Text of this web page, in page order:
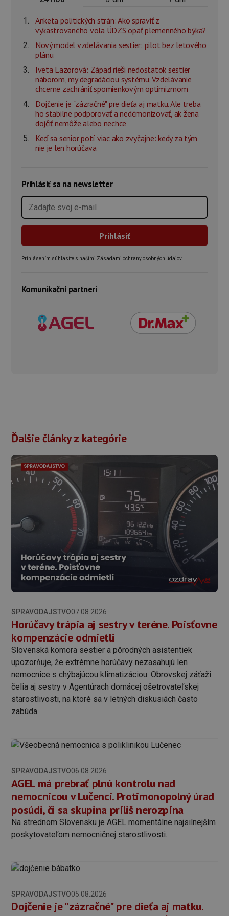
Anketa politických strán: Ako spraviť z
vykastrovaného vola ÚDZS opäť plemenného býka?
Nový model vzdelávania sestier: pilot bez letového
plánu
Iveta Lazorová: Západ rieši nedostatok sestier
náborom, my degradáciou systému. Vzdelávanie
chceme zachrániť spomienkovým optimizmom
Dojčenie je "zázračné" pre dieťa aj matku. Ale treba
ho stabilne podporovať a nedémonizovať, ak žena
dojčiť nemôže alebo nechce
Keď sa senior potí viac ako zvyčajne: kedy za tým
nie je len horúčava
Prihlásiť sa na newsletter
Prihlásením súhlasíte s našimi Zásadami ochrany osobných údajov.
Komunikační partneri
Ďalšie články z kategórie
SPRAVODAJSTVO07.08.2026
Horúčavy trápia aj sestry v teréne. Poisťovne
kompenzácie odmietli
Slovenská komora sestier a pôrodných asistentiek
upozorňuje, že extrémne horúčavy nezasahujú len
nemocnice s chýbajúcou klimatizáciou. Obrovskej záťaži
čelia aj sestry v Agentúrach domácej ošetrovateľskej
starostlivosti, na ktoré sa v letných diskusiách často
zabúda.
SPRAVODAJSTVO06.08.2026
AGEL má prebrať plnú kontrolu nad
nemocnicou v Lučenci. Protimonopolný úrad
posúdi, či sa skupina príliš nerozpína
Na strednom Slovensku je AGEL momentálne najsilnejším
poskytovateľom nemocničnej starostlivosti.
SPRAVODAJSTVO05.08.2026
Dojčenie je "zázračné" pre dieťa aj matku.